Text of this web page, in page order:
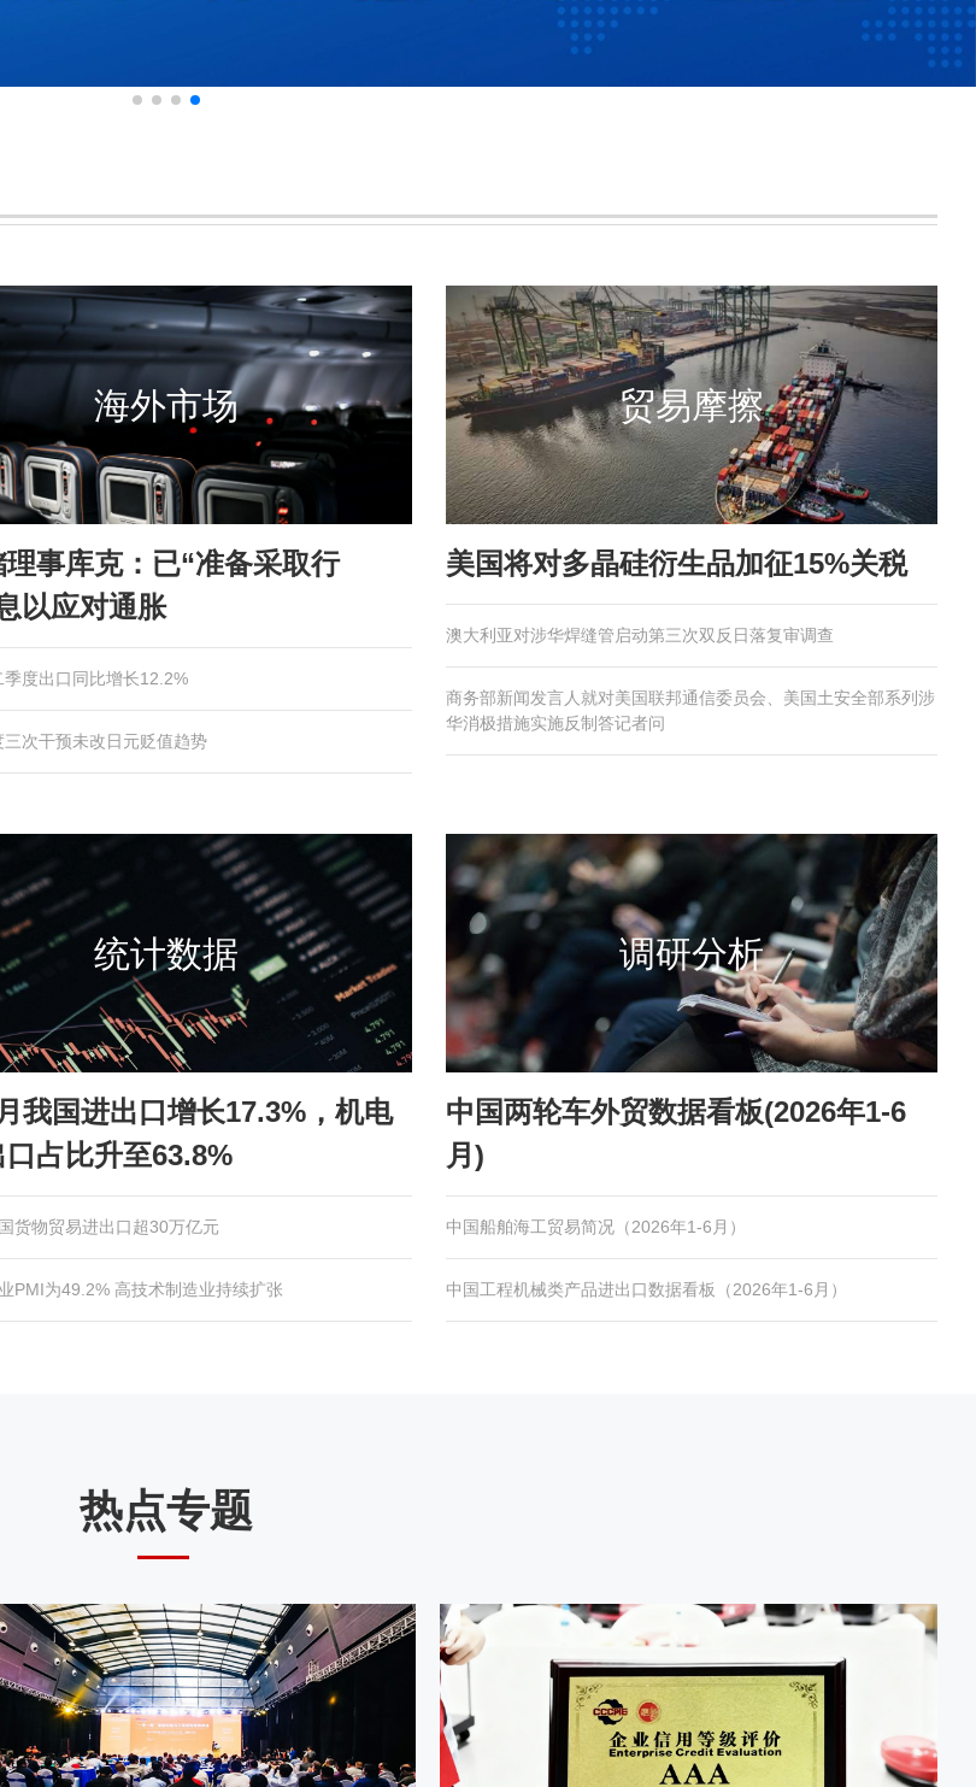
海外市场
理事库克：已“准备采取行
以应对通胀
季度出口同比增长12.2%
三次干预未改日元贬值趋势
贸易摩擦
美国将对多晶硅衍生品加征15%关税
澳大利亚对涉华焊缝管启动第三次双反日落复审调查
商务部新闻发言人就对美国联邦通信委员会、美国土安全部系列涉
华消极措施实施反制答记者问
统计数据
我国进出口增长17.3%，机电
口占比升至63.8%
货物贸易进出口超30万亿元
PMI为49.2% 高技术制造业持续扩张
调研分析
中国两轮车外贸数据看板(2026年1-6
月)
中国船舶海工贸易简况（2026年1-6月）
中国工程机械类产品进出口数据看板（2026年1-6月）
热点专题